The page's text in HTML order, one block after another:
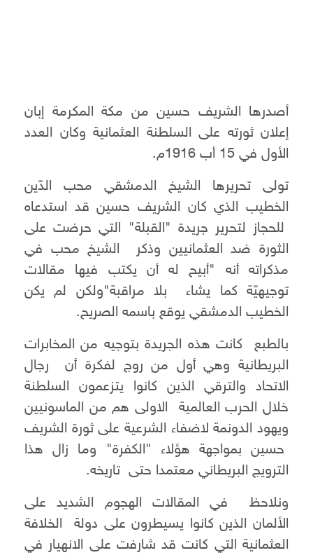
أصدرها الشريف حسين من مكة المكرمة إبان
إعلان ثورته على السلطنة العثمانية وكان العدد
الأول في 15 أب 1916م.
تولى تحريرها الشيخ الدمشقي محب الدّين
الخطيب الذي كان الشريف حسين قد استدعاه
للحجاز لتحرير جريدة "القبلة" التي حرضت على
الثورة ضد العثمانيين وذكر الشيخ محب في
مذكراته أنه "أبيح له أن يكتب فيها مقالات
توجيهيّة كما يشاء بلا مراقبة"ولكن لم يكن
الخطيب الدمشقي يوقع باسمه الصريح.
بالطبع كانت هذه الجريدة بتوجيه من المخابرات
البريطانية وهي أول من روج لفكرة أن رجال
الاتحاد والترقي الذين كانوا يتزعمون السلطنة
خلال الحرب العالمية الاولى هم من الماسونيين
ويهود الدونمة لاضفاء الشرعية على ثورة الشريف
حسين بمواجهة هؤلاء "الكفرة" وما زال هذا
الترويج البريطاني معتمدا حتى تاريخه.
ونلاحظ في المقالات الهجوم الشديد على
الألمان الذين كانوا يسيطرون على دولة الخلافة
العثمانية التي كانت قد شارفت على الانهيار في